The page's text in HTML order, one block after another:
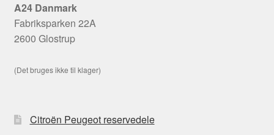
A24 Danmark
Fabriksparken 22A
2600 Glostrup
(Det bruges ikke til klager)
Citroën Peugeot reservedele